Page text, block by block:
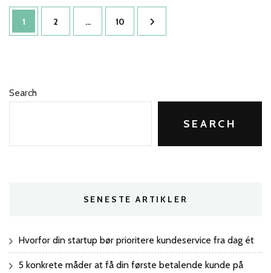
Posts
pagination
Page
1 Page
2 … Page
10
Search
SEARCH
SENESTE ARTIKLER
Hvorfor din startup bør prioritere kundeservice fra dag ét
5 konkrete måder at få din første betalende kunde på